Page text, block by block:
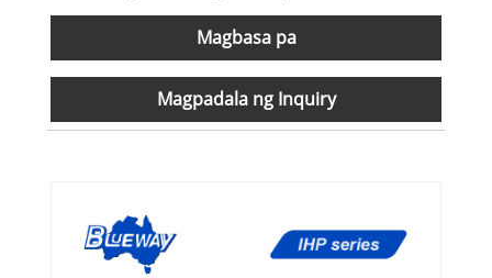
Magbasa pa
Magpadala ng Inquiry